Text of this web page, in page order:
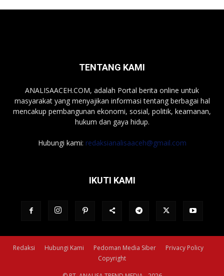
TENTANG KAMI
ANALISAACEH.COM, adalah Portal berita online untuk
masyarakat yang menyajikan informasi tentang berbagai hal
mencakup pembangunan ekonomi, sosial, politik, keamanan,
hukum dan gaya hidup.
Hubungi kami: redaksianalisaaceh@gmail.com
IKUTI KAMI
Redaksi Hubungi Kami Pedoman Media Siber
Privacy Policy
Copyright